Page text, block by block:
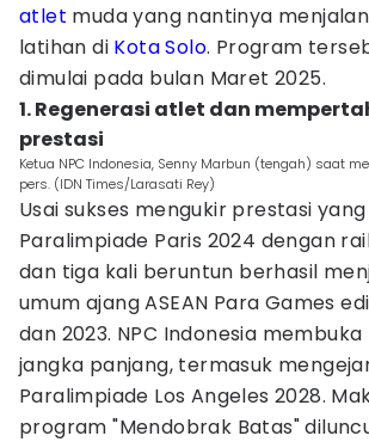
atlet muda yang nantinya
latihan di Kota Solo. Program
dimulai pada bulan Maret 2025.
1. Regenerasi atlet dan
prestasi
Ketua NPC Indonesia, Senny Marbun (tengah) saat
pers. (IDN Times/Larasati Rey)
Usai sukses mengukir prestasi
Paralimpiade Paris 2024 dengan
dan tiga kali beruntun berhasil
umum ajang ASEAN Para Games
dan 2023. NPC Indonesia
jangka panjang, termasuk
Paralimpiade Los Angeles 2028.
program "Mendobrak Batas"